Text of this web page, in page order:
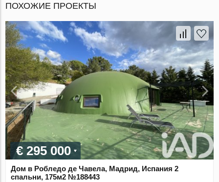
ПОХОЖИЕ ПРОЕКТЫ
€ 295 000
Дом в Робледо де Чавела, Мадрид, Испания 2
спальни, 175м2 №188443